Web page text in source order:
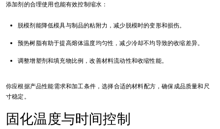
添加剂的合理使用也能有效控制缩水：
脱模剂能降低模具与制品的粘附力，减少脱模时的变形和损伤。
预热树脂有助于提高熔体温度均匀性，减少冷却不均导致的收缩差异。
调整增塑剂和填充物比例，改善材料流动性和收缩性能。
你应根据产品性能需求和加工条件，选择合适的材料配方，确保成品质量和尺
寸稳定。
固化温度与时间控制